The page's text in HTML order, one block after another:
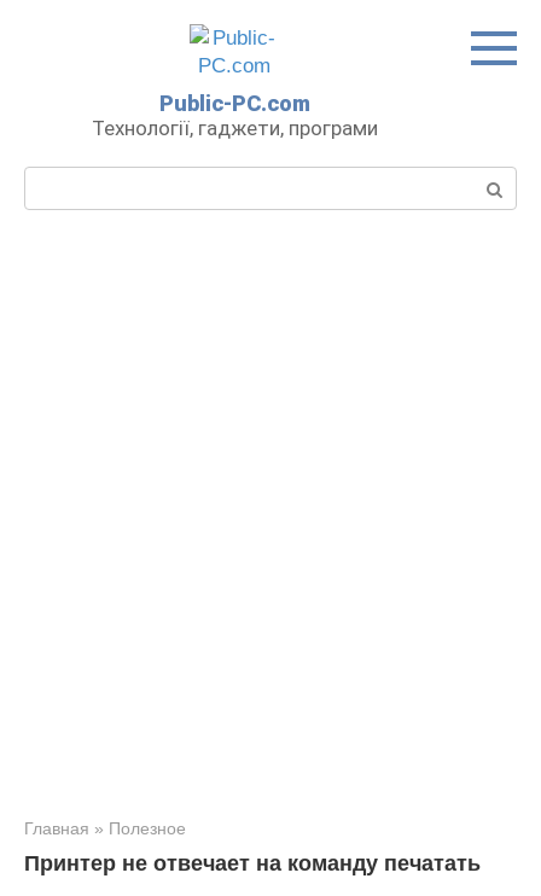
Public-PC.com
Технології, гаджети, програми
Главная » Полезное
Принтер не отвечает на команду печатать